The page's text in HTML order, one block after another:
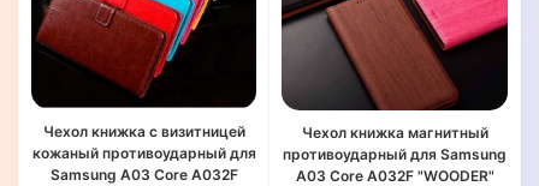
Чехол книжка с визитницей
кожаный противоударный для
Samsung A03 Core A032F
Чехол книжка магнитный
противоударный для Samsung
A03 Core A032F "WOODER"